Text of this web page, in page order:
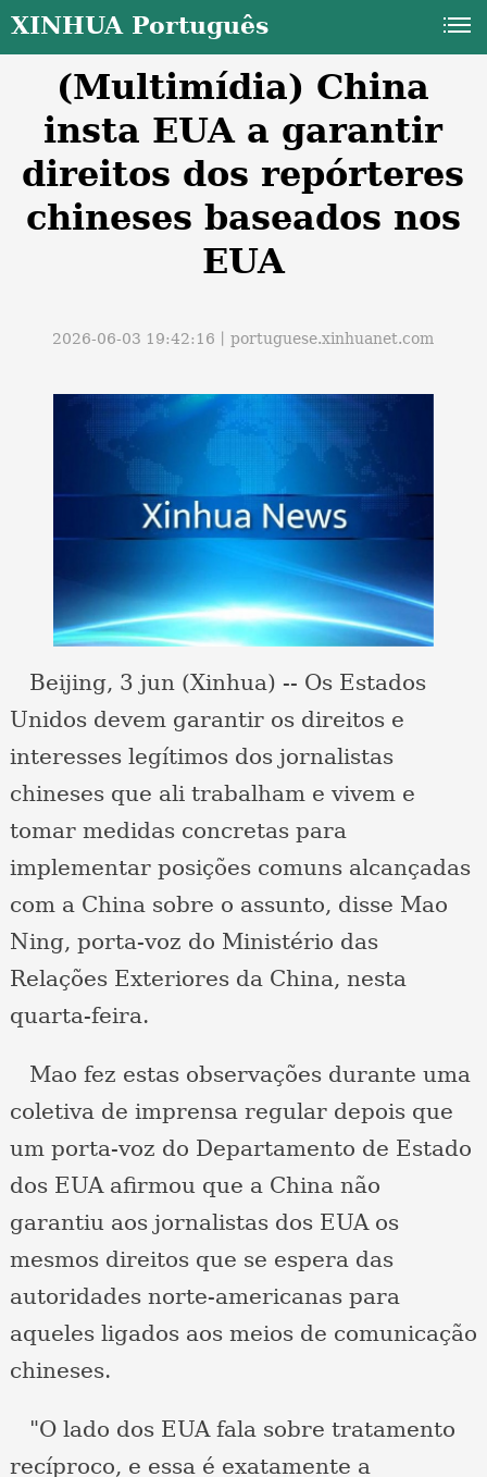
XINHUA Português
(Multimídia) China
insta EUA a garantir
direitos dos repórteres
chineses baseados nos
EUA
2026-06-03 19:42:16丨portuguese.xinhuanet.com
Beijing, 3 jun (Xinhua) -- Os Estados
Unidos devem garantir os direitos e
interesses legítimos dos jornalistas
chineses que ali trabalham e vivem e
tomar medidas concretas para
implementar posições comuns alcançadas
com a China sobre o assunto, disse Mao
Ning, porta-voz do Ministério das
Relações Exteriores da China, nesta
quarta-feira.
Mao fez estas observações durante uma
coletiva de imprensa regular depois que
um porta-voz do Departamento de Estado
dos EUA afirmou que a China não
garantiu aos jornalistas dos EUA os
mesmos direitos que se espera das
autoridades norte-americanas para
aqueles ligados aos meios de comunicação
chineses.
"O lado dos EUA fala sobre tratamento
recíproco, e essa é exatamente a